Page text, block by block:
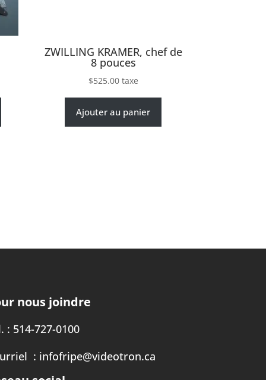
ZWILLING KRAMER, chef de
8 pouces
$525.00 taxe
Ajouter au panier
nous joindre
: 514-727-0100
: infofripe@videotron.ca